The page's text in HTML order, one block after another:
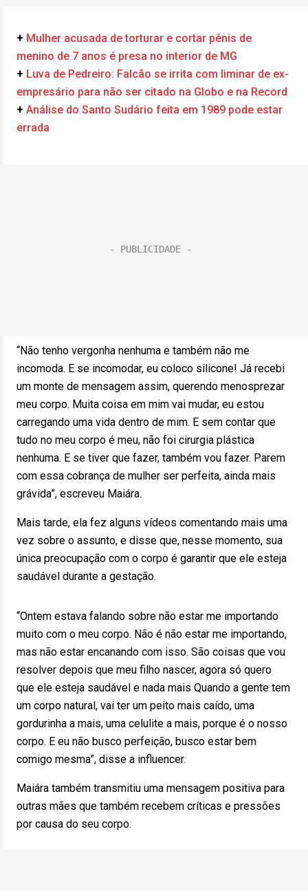
+ Mulher acusada de torturar e cortar pênis de
menino de 7 anos é presa no interior de MG
+ Luva de Pedreiro: Falcão se irrita com liminar de ex-
empresário para não ser citado na Globo e na Record
+ Análise do Santo Sudário feita em 1989 pode estar
errada
“Não tenho vergonha nenhuma e também não me
incomoda. E se incomodar, eu coloco silicone! Já recebi
um monte de mensagem assim, querendo menosprezar
meu corpo. Muita coisa em mim vai mudar, eu estou
carregando uma vida dentro de mim. E sem contar que
tudo no meu corpo é meu, não foi cirurgia plástica
nenhuma. E se tiver que fazer, também vou fazer. Parem
com essa cobrança de mulher ser perfeita, ainda mais
grávida”, escreveu Maiára.
Mais tarde, ela fez alguns vídeos comentando mais uma
vez sobre o assunto, e disse que, nesse momento, sua
única preocupação com o corpo é garantir que ele esteja
saudável durante a gestação.
“Ontem estava falando sobre não estar me importando
muito com o meu corpo. Não é não estar me importando,
mas não estar encanando com isso. São coisas que vou
resolver depois que meu filho nascer, agora só quero
que ele esteja saudável e nada mais Quando a gente tem
um corpo natural, vai ter um peito mais caído, uma
gordurinha a mais, uma celulite a mais, porque é o nosso
corpo. E eu não busco perfeição, busco estar bem
comigo mesma”, disse a influencer.
Maiára também transmitiu uma mensagem positiva para
outras mães que também recebem críticas e pressões
por causa do seu corpo.